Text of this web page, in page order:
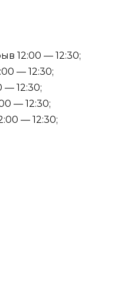
12:00 — 12:30;
— 12:30;
— 12:30;
— 12:30;
— 12:30;